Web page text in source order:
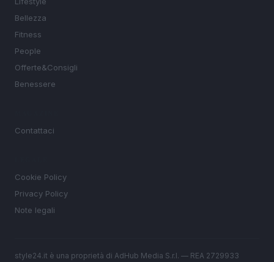
Bellezza
Fitness
People
Offerte&Consigli
Benessere
Contattaci
Cookie Policy
Privacy Policy
Note legali
style24.it è una proprietà di AdHub Media S.r.l. — REA 2729933